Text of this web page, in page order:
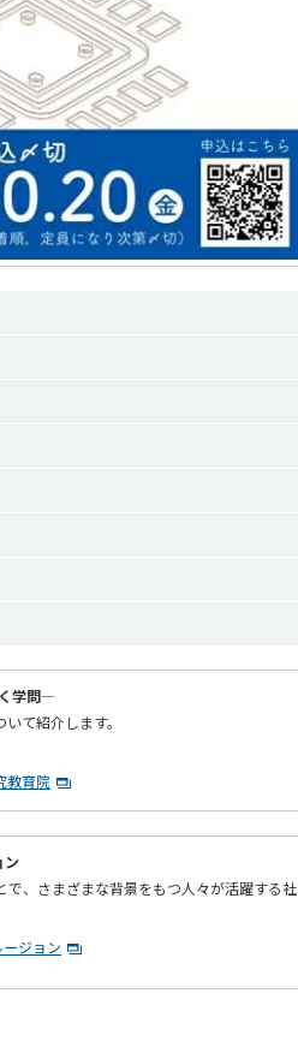
学問―
て紹介します。
教育院
ン
で、さまざまな背景をもつ人々が活躍する社
ジョン